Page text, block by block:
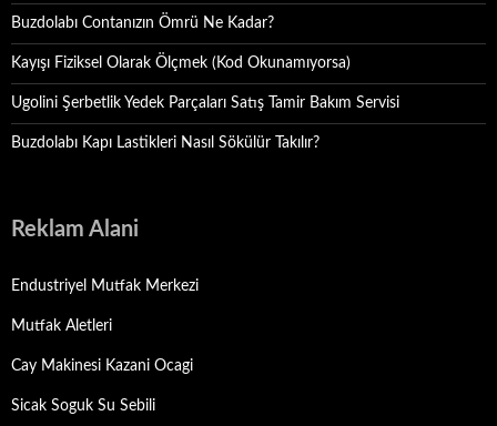
Buzdolabı Contanızın Ömrü Ne Kadar?
Kayışı Fiziksel Olarak Ölçmek (Kod Okunamıyorsa)
Ugolini Şerbetlik Yedek Parçaları Satış Tamir Bakım Servisi
Buzdolabı Kapı Lastikleri Nasıl Sökülür Takılır?
Reklam Alani
Endustriyel Mutfak Merkezi
Mutfak Aletleri
Cay Makinesi Kazani Ocagi
Sicak Soguk Su Sebili